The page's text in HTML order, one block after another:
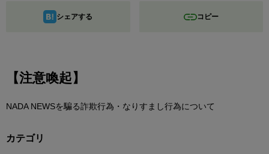
シェアする コピー
【注意喚起】
NADA NEWSを騙る詐欺行為・なりすまし行為について
カテゴリ